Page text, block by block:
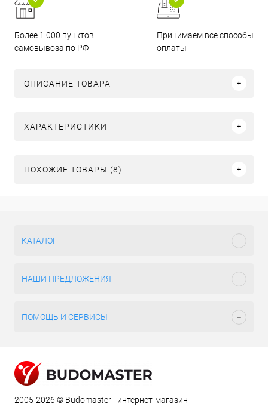
Более 1 000 пунктов
самовывоза по РФ
Принимаем все способы
оплаты
ОПИСАНИЕ ТОВАРА
ХАРАКТЕРИСТИКИ
ПОХОЖИЕ ТОВАРЫ (8)
КАТАЛОГ
НАШИ ПРЕДЛОЖЕНИЯ
ПОМОЩЬ И СЕРВИСЫ
2005-2026 © Budomaster - интернет-магазин